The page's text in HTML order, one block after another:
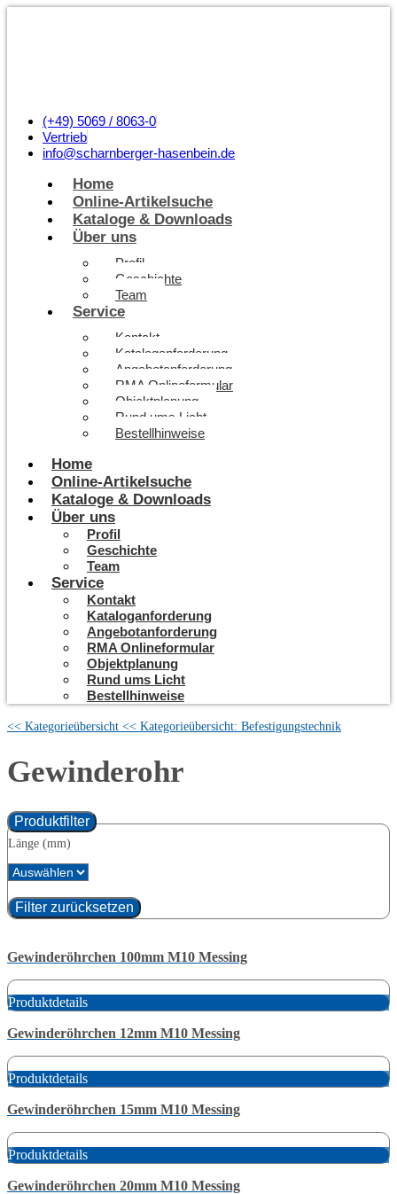
(+49) 5069 / 8063-0
Vertrieb
info@scharnberger-hasenbein.de
Home
Online-Artikelsuche
Kataloge & Downloads
Über uns
Profil
Geschichte
Team
Service
Kontakt
Kataloganforderung
Angebotanforderung
RMA Onlineformular
Objektplanung
Rund ums Licht
Bestellhinweise
Home
Online-Artikelsuche
Kataloge & Downloads
Über uns
Profil
Geschichte
Team
Service
Kontakt
Kataloganforderung
Angebotanforderung
RMA Onlineformular
Objektplanung
Rund ums Licht
Bestellhinweise
<< Kategorieübersicht << Kategorieübersicht: Befestigungstechnik
Gewinderohr
Produktfilter
Länge (mm)
Filter zurücksetzen
Gewinderöhrchen 100mm M10 Messing
Produktdetails
Gewinderöhrchen 12mm M10 Messing
Produktdetails
Gewinderöhrchen 15mm M10 Messing
Produktdetails
Gewinderöhrchen 20mm M10 Messing